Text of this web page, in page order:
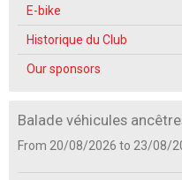
E-bike
Historique du Club
Our sponsors
Balade véhicules
From 20/08/2026 to 23/08/